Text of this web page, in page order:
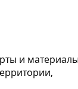
и материалы